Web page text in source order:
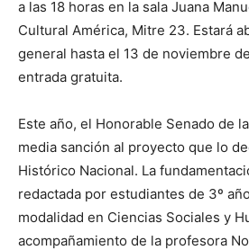
a las 18 horas en la sala Juana
Cultural América, Mitre 23. Estará
general hasta el 13 de noviembre
entrada gratuita.
Este año, el Honorable Senado de
media sanción al proyecto que lo
Histórico Nacional. La
redactada por estudiantes de 3º
modalidad en Ciencias Sociales y
acompañamiento de la profesora